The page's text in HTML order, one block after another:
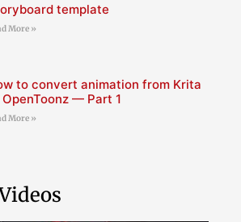
template
More »
to convert animation from Krita
— Part 1
More »